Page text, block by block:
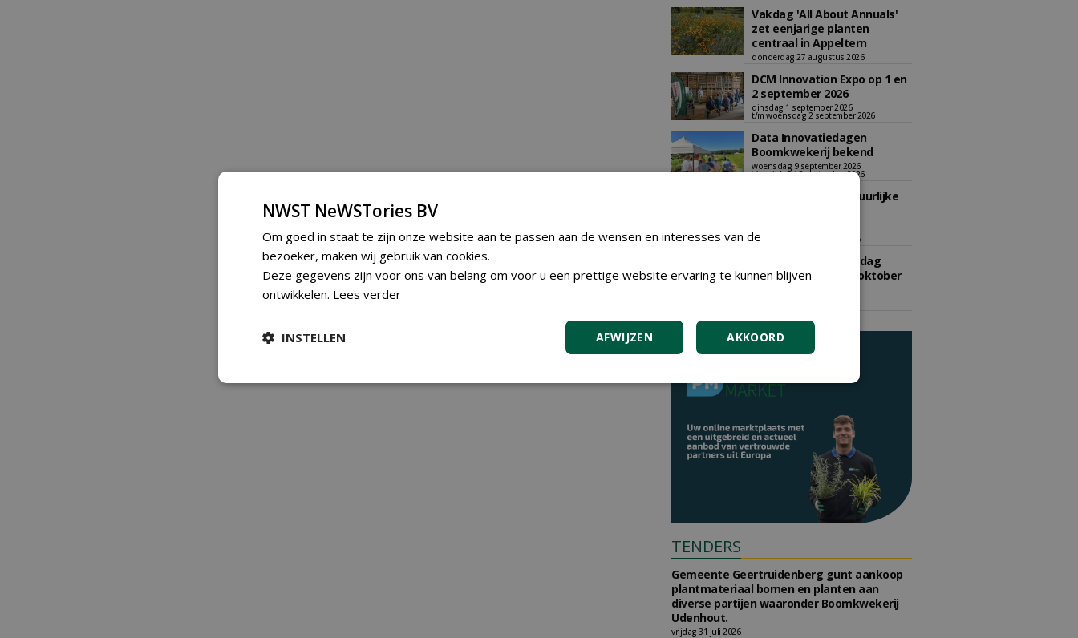
Vakdag 'All About Annuals'
zet eenjarige planten
centraal in Appeltern
donderdag 27 augustus 2026
DCM Innovation Expo op 1 en
2 september 2026
dinsdag 1 september 2026
t/m woensdag 2 september 2026
Data Innovatiedagen
Boomkwekerij bekend
woensdag 9 september 2026
t/m vrijdag 18 september 2026
Kennismiddag: 'Natuurlijke
maandag 28 september 2026
Landelijke Jongerendag
Boomkwekerij op 9 oktober
TENDERS
Gemeente Geertruidenberg gunt aankoop
plantmateriaal bomen en planten aan
diverse partijen waaronder Boomkwekerij
Udenhout.
vrijdag 31 juli 2026
NWST NeWSTories BV
Om goed in staat te zijn onze website aan te passen aan de wensen en interesses van de
bezoeker, maken wij gebruik van cookies.
Deze gegevens zijn voor ons van belang om voor u een prettige website ervaring te kunnen blijven
ontwikkelen. Lees verder
AKKOORD
AFWIJZEN
INSTELLEN